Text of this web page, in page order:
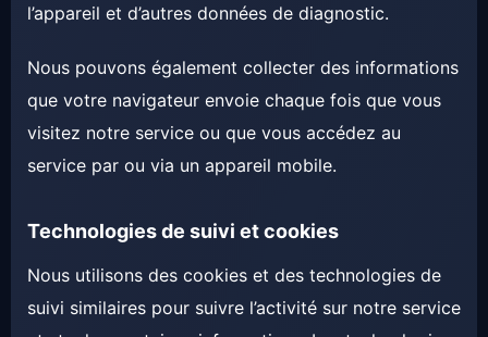
l’appareil et d’autres données de diagnostic.
Nous pouvons également collecter des informations
que votre navigateur envoie chaque fois que vous
visitez notre service ou que vous accédez au
service par ou via un appareil mobile.
Technologies de suivi et cookies
Nous utilisons des cookies et des technologies de
suivi similaires pour suivre l’activité sur notre service